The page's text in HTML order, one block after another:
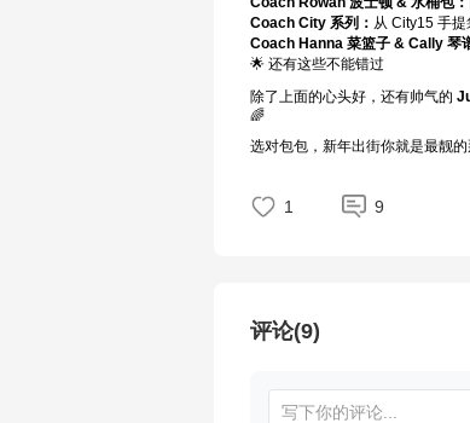
Coach City 系列： 从 City15 手提
Coach Hanna 菜篮子 & Cally 琴
🌟 还有这些不能错过
除了上面的心头好，还有帅气的
🌈
选对包包，新年出街你就是最靓
1 9
评论(9)